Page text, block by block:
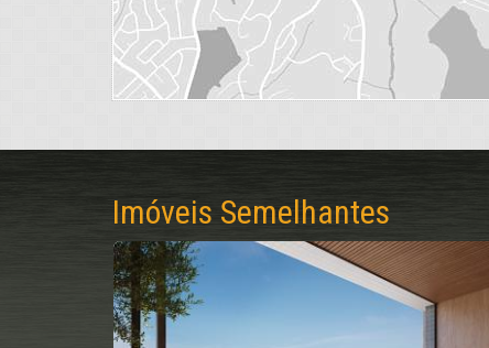
Imóveis Semelhantes